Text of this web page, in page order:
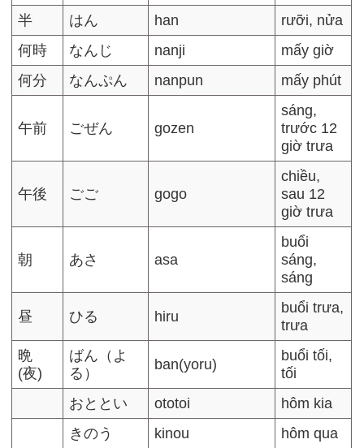
半 はん han
rưỡi, nửa
何時
なんじ nanji
mấy giờ
何分
なんぷん nanpun mấy phút
午前 ごぜん gozen
sáng,
trước 12
giờ trưa
午後 ごご gogo
chiều,
sau 12
giờ trưa
朝 あさ asa
buổi
sáng,
sáng
昼 ひる hiru
buổi trưa,
trưa
晩
(夜)
ばん（よ
る）
ban(yoru)
buổi tối,
tối
おととい
ototoi
hôm kia
きのう
kinou
hôm qua